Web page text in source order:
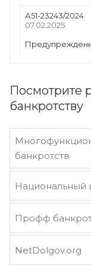
А51-23243/2024
07.02.2025
Посмотрите
банкротству
банкротств
Национальный
Профф
NetDolgov.org